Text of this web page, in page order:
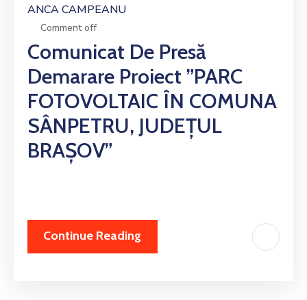
ANCA CAMPEANU
Comment off
Comunicat De Presă
Demarare Proiect ”PARC
FOTOVOLTAIC ÎN COMUNA
SÂNPETRU, JUDEȚUL
BRAȘOV”
Continue Reading